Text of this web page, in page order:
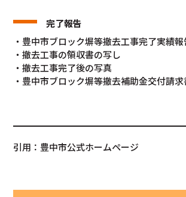
完了報告
・豊中市ブロック塀等撤去工事完了実績
・撤去工事の領収書の写し
・撤去工事完了後の写真
・豊中市ブロック塀等撤去補助金交付請求
引用：豊中市公式ホームページ